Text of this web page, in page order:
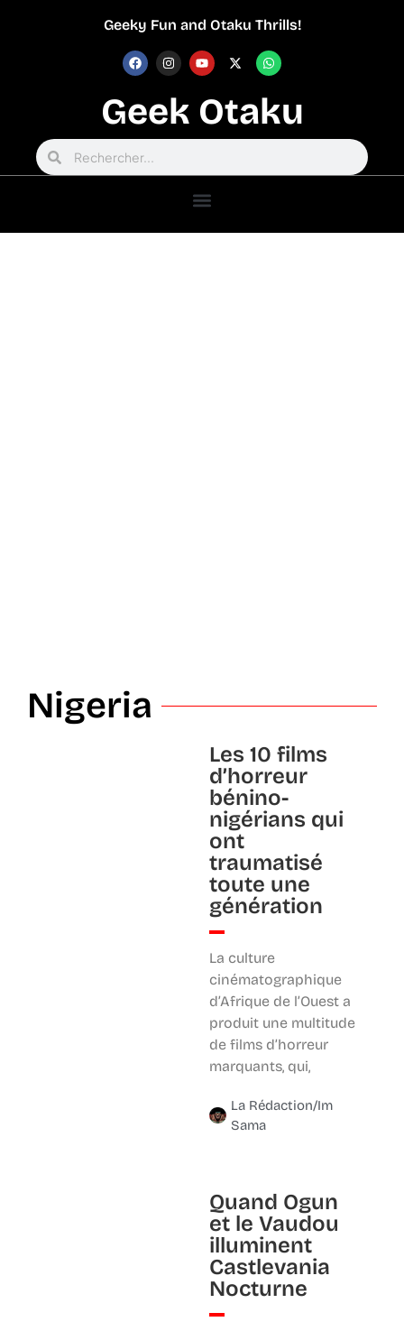
Geeky Fun and Otaku Thrills!
Geek Otaku
Nigeria
Les 10 films
d’horreur
bénino-
nigérians qui
ont
traumatisé
toute une
génération
La culture
cinématographique
d’Afrique de l’Ouest a
produit une multitude
de films d’horreur
marquants, qui,
La Rédaction/Im
Sama
Quand Ogun
et le Vaudou
illuminent
Castlevania
Nocturne